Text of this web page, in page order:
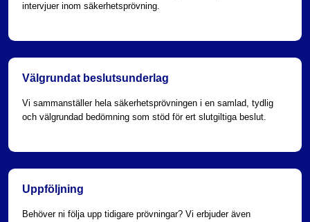
intervjuer inom säkerhetsprövning.
Välgrundat beslutsunderlag
Vi sammanställer hela säkerhetsprövningen i en samlad, tydlig
och välgrundad bedömning som stöd för ert slutgiltiga beslut.
Uppföljning
Behöver ni följa upp tidigare prövningar? Vi erbjuder även